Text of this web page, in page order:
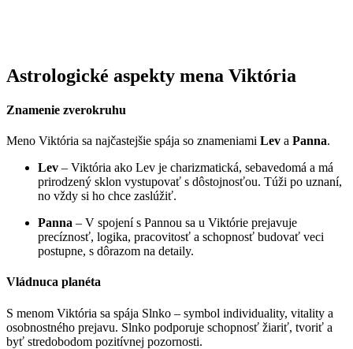
Astrologické aspekty mena Viktória
Znamenie zverokruhu
Meno Viktória sa najčastejšie spája so znameniami Lev a Panna.
Lev – Viktória ako Lev je charizmatická, sebavedomá a má
prirodzený sklon vystupovať s dôstojnosťou. Túži po uznaní,
no vždy si ho chce zaslúžiť.
Panna – V spojení s Pannou sa u Viktórie prejavuje
precíznosť, logika, pracovitosť a schopnosť budovať veci
postupne, s dôrazom na detaily.
Vládnuca planéta
S menom Viktória sa spája Slnko – symbol individuality, vitality a
osobnostného prejavu. Slnko podporuje schopnosť žiariť, tvoriť a
byť stredobodom pozitívnej pozornosti.